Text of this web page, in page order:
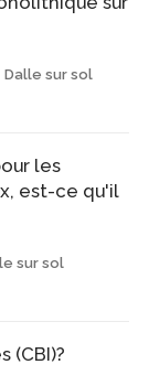
Dalle sur sol
les
est-ce qu'il
sur sol
(CBI)?